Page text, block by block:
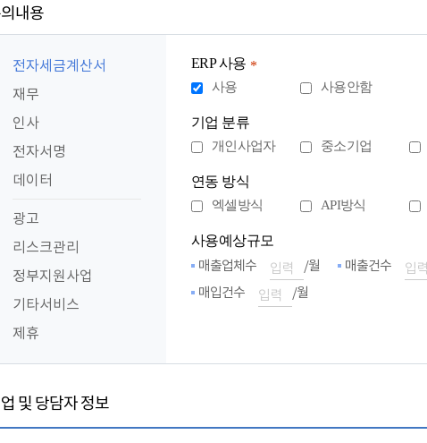
내용
전자세금계산서
재무
인사
전자서명
데이터
광고
리스크관리
정부지원사업
기타서비스
제휴
ERP 사용 *
사용 사용안함
기업 분류
개인사업자 중소기업
연동 방식
엑셀방식 API방식
사용예상규모
매출업체수 /월 매출건수
매입건수
/월
및 당담자 정보